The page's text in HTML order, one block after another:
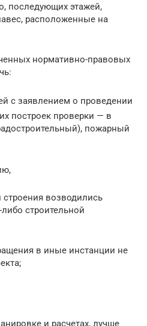
последующих этажей,
расположенные на
нормативно-правовых
с заявлением о проведении
построек проверки — в
пожарный
возводились
строительной
в иные инстанции не
и расчетах, лучше